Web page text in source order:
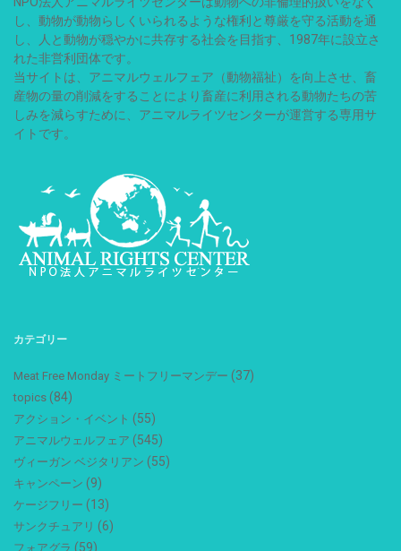
し、動物が動物らしくいられるような権利と尊厳を守る活動を通
し、人と動物が穏やかに共存する社会を目指す、1987年に設立さ
れた非営利団体です。
当サイトは、アニマルウェルフェア（動物福祉）を向上させ、畜
産物の量の削減をすることにより畜産に利用される動物たちの苦
しみを減らすために、アニマルライツセンターが運営する専用サ
イトです。
カテゴリー
Meat Free Monday ミートフリーマンデー (37)
topics (84)
アクション・イベント (55)
アニマルウェルフェア (545)
ヴィーガン ベジタリアン (55)
キャンペーン (9)
ケージフリー (13)
サンクチュアリ (6)
フォアグラ (59)